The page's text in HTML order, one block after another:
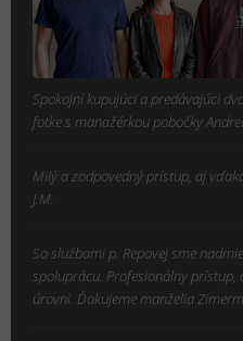
Spokojní kupujúci a predávajúci
fotke s manažérkou pobočky
Milý a zodpovedný prístup, aj
J.M.
So službami p. Repovej sme
spoluprácu. Profesionálny prístup,
úrovni. Ďakujeme manželia